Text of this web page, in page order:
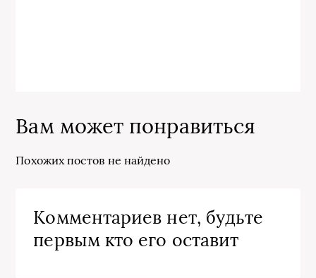
Вам может понравиться
Похожих постов не найдено
Комментариев нет, будьте
первым кто его оставит